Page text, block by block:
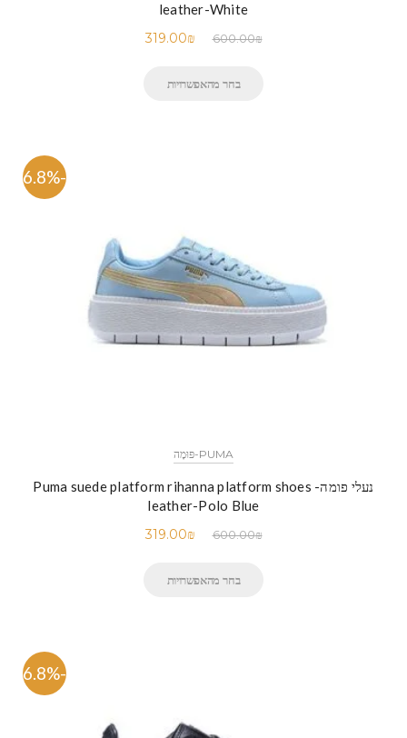
leather-White
600.00₪
319.00₪
בחר מהאפשרויות
-46.8%
PUMA-פּוּמָה
נעלי פומה- Puma suede platform rihanna platform shoes
leather-Polo Blue
600.00₪
319.00₪
בחר מהאפשרויות
-46.8%